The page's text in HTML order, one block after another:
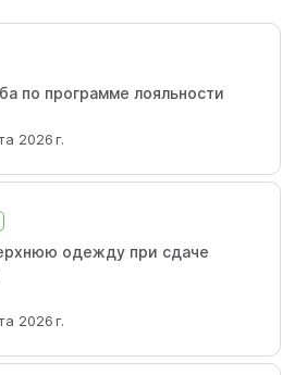
по программе лояльности
2026 г.
одежду при сдаче
2026 г.